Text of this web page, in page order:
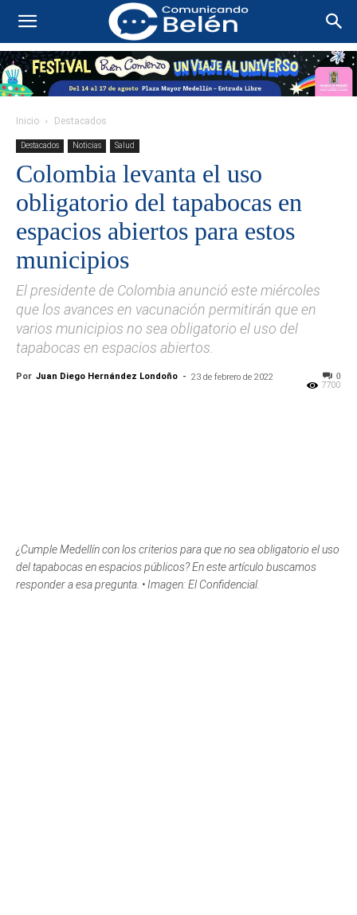
Inicio Destacados
Destacados Noticias Salud
Colombia levanta el uso
obligatorio del tapabocas en
espacios abiertos para estos
municipios
El presidente de Colombia anunció este miércoles
que los avances en vacunación permitirán que en
varios municipios no sea obligatorio el uso del
tapabocas en espacios abiertos.
Por Juan Diego Hernández Londoño - 23 de febrero de 2022 0
7700
¿Cumple Medellín con los criterios para que no sea obligatorio el uso
del tapabocas en espacios públicos? En este artículo buscamos
responder a esa pregunta. • Imagen: El Confidencial.